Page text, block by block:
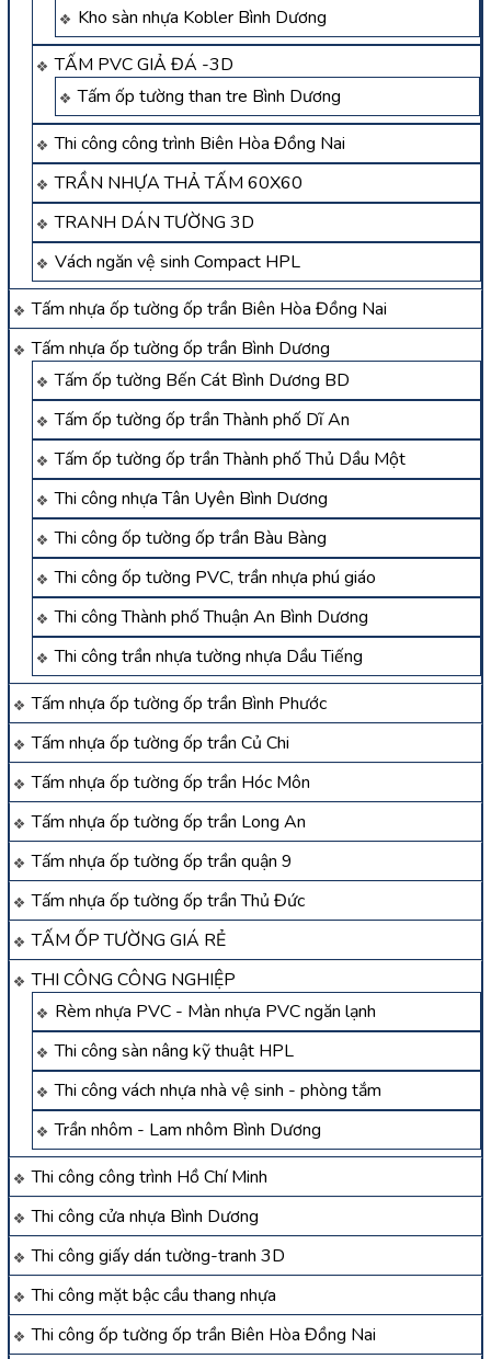
Kho sàn nhựa Kobler Bình Dương
TẤM PVC GIẢ ĐÁ -3D
Tấm ốp tường than tre Bình Dương
Thi công công trình Biên Hòa Đồng Nai
TRẦN NHỰA THẢ TẤM 60X60
TRANH DÁN TƯỜNG 3D
Vách ngăn vệ sinh Compact HPL
Tấm nhựa ốp tường ốp trần Biên Hòa Đồng Nai
Tấm nhựa ốp tường ốp trần Bình Dương
Tấm ốp tường Bến Cát Bình Dương BD
Tấm ốp tường ốp trần Thành phố Dĩ An
Tấm ốp tường ốp trần Thành phố Thủ Dầu Một
Thi công nhựa Tân Uyên Bình Dương
Thi công ốp tường ốp trần Bàu Bàng
Thi công ốp tường PVC, trần nhựa phú giáo
Thi công Thành phố Thuận An Bình Dương
Thi công trần nhựa tường nhựa Dầu Tiếng
Tấm nhựa ốp tường ốp trần Bình Phước
Tấm nhựa ốp tường ốp trần Củ Chi
Tấm nhựa ốp tường ốp trần Hóc Môn
Tấm nhựa ốp tường ốp trần Long An
Tấm nhựa ốp tường ốp trần quận 9
Tấm nhựa ốp tường ốp trần Thủ Đức
TẤM ỐP TƯỜNG GIÁ RẺ
THI CÔNG CÔNG NGHIỆP
Rèm nhựa PVC - Màn nhựa PVC ngăn lạnh
Thi công sàn nâng kỹ thuật HPL
Thi công vách nhựa nhà vệ sinh - phòng tắm
Trần nhôm - Lam nhôm Bình Dương
Thi công công trình Hồ Chí Minh
Thi công cửa nhựa Bình Dương
Thi công giấy dán tường-tranh 3D
Thi công mặt bậc cầu thang nhựa
Thi công ốp tường ốp trần Biên Hòa Đồng Nai